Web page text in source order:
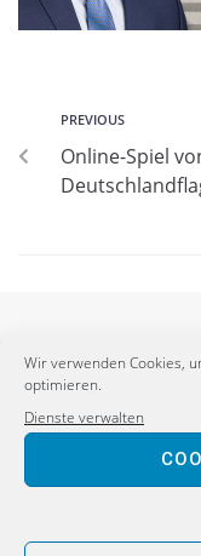
Wir verwenden Cookies,
optimieren.
Dienste verwalten
PREVIOUS
Online-Spiel